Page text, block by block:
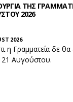
ΤΗΣ
2026
2026
η Γραμματεία δε θα
21 Αυγούστου.